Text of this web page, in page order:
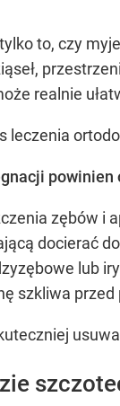
to, czy
realnie
leczenia
powinien
zębów i
docierać
lub
szkliwa przed